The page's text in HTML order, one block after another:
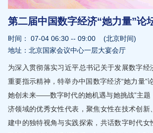
第二届中国数字经济“她力量”论
时间： 07-04 06:30 -- 09:00
(北京时间)
地址：北京国家会议中心一层大宴会厅
为深入贯彻落实习近平总书记关于发展数字经
重要指示精神，特举办中国数字经济“她力量”
她创未来——数字时代的她机遇与她挑战”主题
济领域的优秀女性代表，聚焦女性在技术创新
建中的独特视角与实践探索，共话数字时代女